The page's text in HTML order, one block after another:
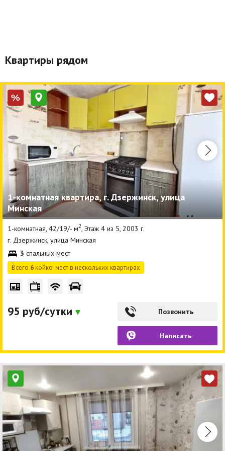
Квартиры рядом
%
1-комнатная квартира, г. Дзержинск, улица
Минская
1-комнатная, 42/19/- м2 , Этаж 4 из 5, 2003 г.
г. Дзержинск, улица Минская
3 спальных мест
Всего 6 койко-мест в нескольких квартирах
95 руб/сутки Позвонить
Написать